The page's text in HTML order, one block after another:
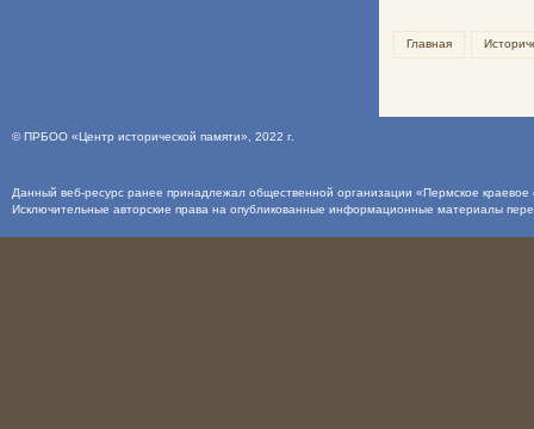
Главная
©ПРБОО «Центр исторической памяти» , 2022 г.
Данный веб-ресурс ранее принадлежал общественной организации «Пермское
Исключительные авторские права на опубликованные информационные материалы